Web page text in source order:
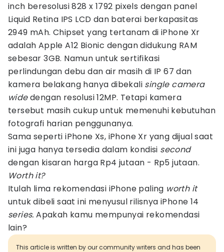
inch beresolusi 828 x 1792 pixels dengan panel
Liquid Retina IPS LCD dan baterai berkapasitas
2949 mAh. Chipset yang tertanam di iPhone Xr
adalah Apple A12 Bionic dengan didukung RAM
sebesar 3GB. Namun untuk sertifikasi
perlindungan debu dan air masih di IP 67 dan
kamera belakang hanya dibekali single camera
widedengan resolusi 12MP. Tetapi kamera
tersebut masih cukup untuk memenuhi kebutuhan
fotografi harian penggunanya.
Sama seperti iPhone Xs, iPhone Xr yang dijual saat
ini juga hanya tersedia dalam kondisi second
dengan kisaran harga Rp4 jutaan - Rp5 jutaan.
Worth it?
Itulah lima rekomendasi iPhone paling worth it
untuk dibeli saat ini menyusul rilisnya iPhone 14
series.Apakah kamu mempunyai rekomendasi
lain?
This article is written by our community writers and has been